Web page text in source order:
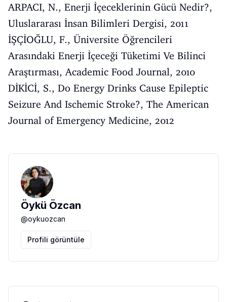
ARPACI, N., Enerji İçeceklerinin Gücü Nedir?,
Uluslararası İnsan Bilimleri Dergisi, 2011
İŞÇİOĞLU, F., Üniversite Öğrencileri
Arasındaki Enerji İçeceği Tüketimi Ve Bilinci
Araştırması, Academic Food Journal, 2010
DİKİCİ, S., Do Energy Drinks Cause Epileptic
Seizure And Ischemic Stroke?, The American
Journal of Emergency Medicine, 2012
Öykü Özcan
@oykuozcan
Profili görüntüle